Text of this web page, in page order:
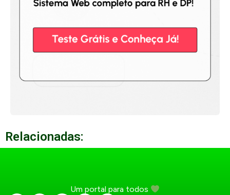
Relacionadas:
Um portal para todos